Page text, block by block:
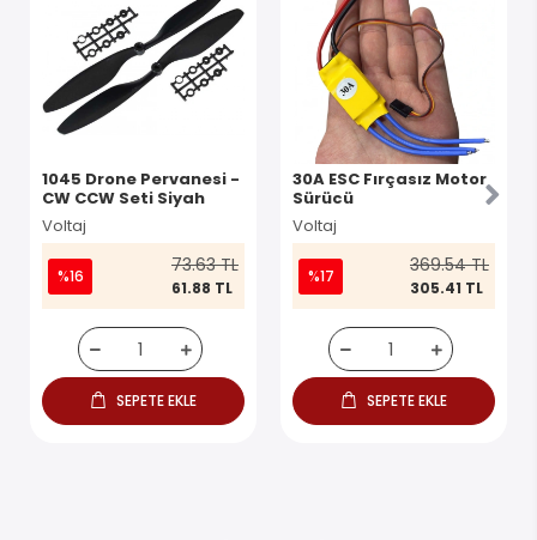
1045 Drone Pervanesi -
CW CCW Seti Siyah
Voltaj
%16 73.63 TL
61.88 TL
SEPETE EKLE
30A ESC Fırçasız Motor
Sürücü
Voltaj
%17 369.54 TL
305.41 TL
SEPETE EKLE